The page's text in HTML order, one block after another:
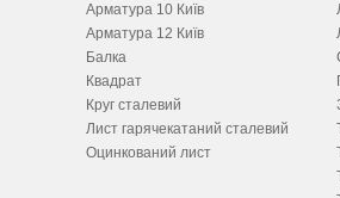
Арматура 10 Київ
Арматура 12 Київ
Балка
Квадрат
Круг сталевий
Лист гарячекатаний сталевий
Оцинкований лист